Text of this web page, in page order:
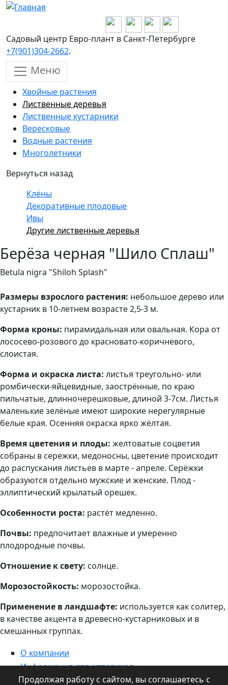
Перейти к основному содержанию
Садовый центр Евро-плант в Санкт-Петербурге
+7(901)304-2662.
Меню
Хвойные растения
Лиственные деревья
Лиственные кустарники
Вересковые
Водные растения
Многолетники
Вернуться назад
Клёны
Декоративные плодовые
Ивы
Другие лиственные деревья
Берёза черная "Шило Сплаш"
Betula nigra "Shiloh Splash"
Размеры взрослого растения: небольшое дерево или
кустарник в 10-летнем возрасте 2,5-3 м.
Форма кроны: пирамидальная или овальная. Кора от
лососево-розового до красновато-коричневого,
слоистая.
Форма и окраска листа: листья треугольно- или
ромбически-яйцевидные, заострённые, по краю
пильчатые, длинночерешковые, длиной 3-7см. Листья
маленькие зелёные имеют широкие нерегулярные
белые края. Осенняя окраска ярко жёлтая.
Время цветения и плоды: желтоватые соцветия
собраны в сережки, медоносны, цветение происходит
до распускания листьев в марте - апреле. Серёжки
образуются отдельно мужские и женские. Плод -
эллиптический крылатый орешек.
Особенности роста: растёт медленно.
Почвы: предпочитает влажные и умеренно
плодородные почвы.
Отношение к свету: солнце.
Морозостойкость: морозостойка.
Применение в ландшафте: используется как солитер,
в качестве акцента в древесно-кустарниковых и в
смешанных группах.
О компании
Информация для оптовиков
Контакты
Продолжая работу с сайтом, вы соглашаетесь с